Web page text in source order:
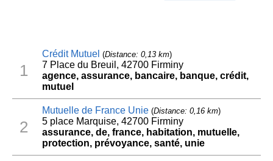
1
Crédit Mutuel (Distance: 0,13 km)
7 Place du Breuil, 42700 Firminy
agence, assurance, bancaire, banque, crédit,
mutuel
2
Mutuelle de France Unie(Distance: 0,16 km)
5 place Marquise, 42700 Firminy
assurance, de, france, habitation, mutuelle,
protection, prévoyance, santé, unie